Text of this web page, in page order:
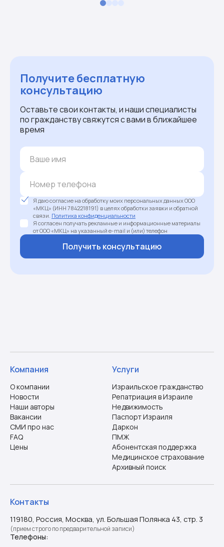
Получите бесплатную
консультацию
Оставьте свои контакты, и наши специалисты
по гражданству свяжутся с вами в ближайшее
время
Я даю согласие на обработку моих персональных данных ООО
«МКЦ» (ИНН 7842218191) в целях обработки заявки и обратной
связи. Политика конфиденциальности
Я согласен получать рекламные и информационные материалы
от ООО «МКЦ» на указанный e-mail и (или) телефон
Получить консультацию
Компания
О компании
Новости
Наши авторы
Вакансии
СМИ про нас
FAQ
Цены
Услуги
Израильское гражданство
Репатриация в Израиле
Недвижимость
Паспорт Израиля
Даркон
ПМЖ
Абонентская поддержка
Медицинское страхование
Архивный поиск
Контакты
119180, Россия, Москва, ул. Большая Полянка 43, стр. 3
(прием строго по предварительной записи)
Телефоны: